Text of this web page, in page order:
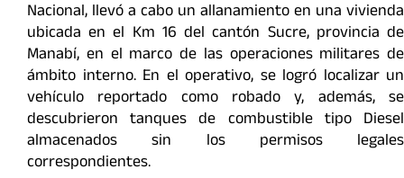
Nacional, llevó a cabo un allanamiento en una vivienda
ubicada en el Km 16 del cantón Sucre, provincia de
Manabí, en el marco de las operaciones militares de
ámbito interno. En el operativo, se logró localizar un
vehículo reportado como robado y, además, se
descubrieron tanques de combustible tipo Diesel
almacenados sin los permisos legales
correspondientes.